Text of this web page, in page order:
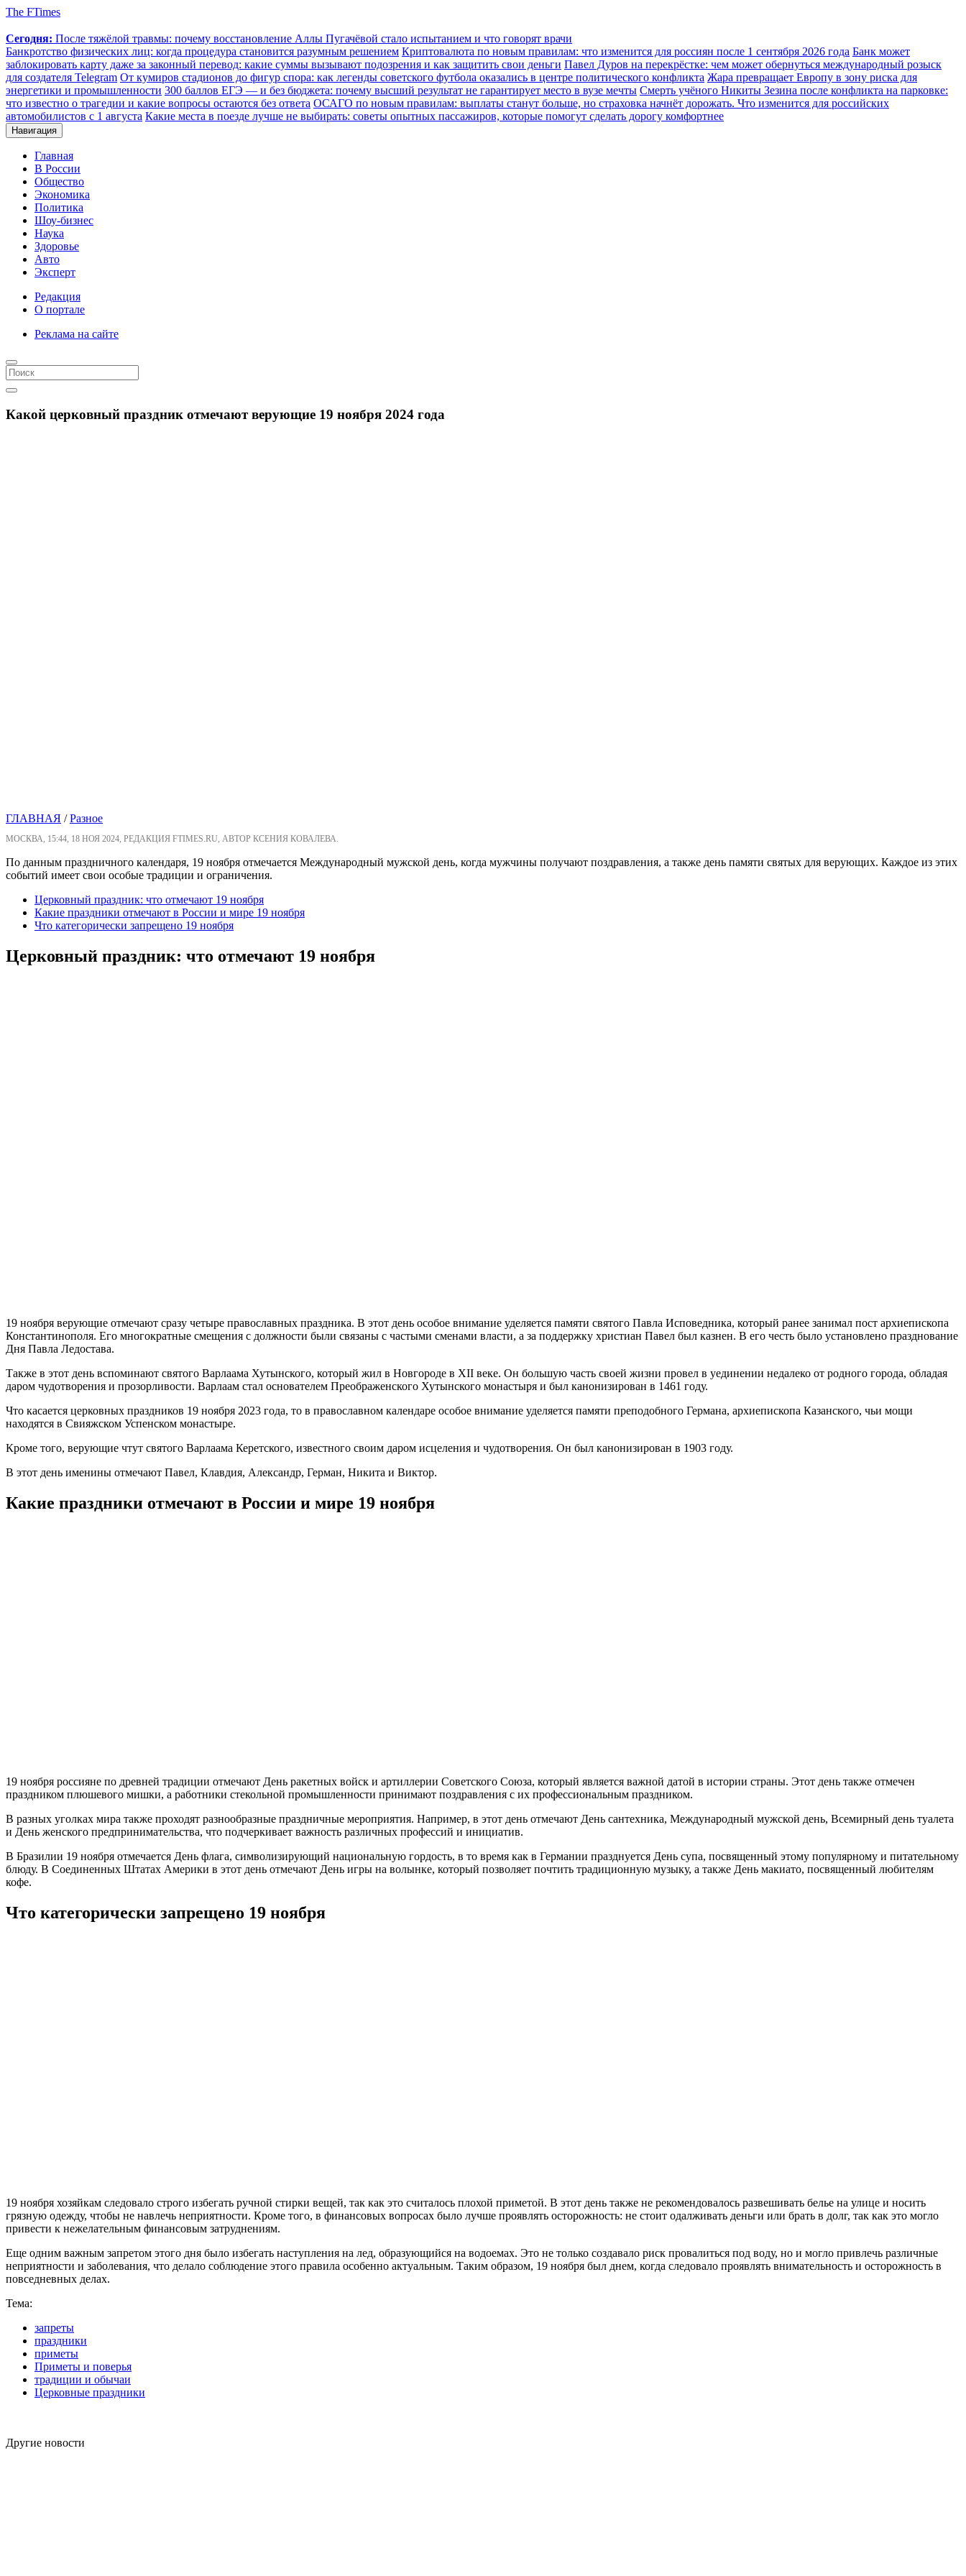
The FTimes
Сегодня: После тяжёлой травмы: почему восстановление Аллы Пугачёвой стало испытанием и что говорят врачи
Банкротство физических лиц: когда процедура становится разумным решением Криптовалюта по новым правилам: что изменится для россиян после 1 сентября 2026 года Банк может
заблокировать карту даже за законный перевод: какие суммы вызывают подозрения и как защитить свои деньги Павел Дуров на перекрёстке: чем может обернуться международный розыск
для создателя Telegram От кумиров стадионов до фигур спора: как легенды советского футбола оказались в центре политического конфликта Жара превращает Европу в зону риска для
энергетики и промышленности 300 баллов ЕГЭ — и без бюджета: почему высший результат не гарантирует место в вузе мечты Смерть учёного Никиты Зезина после конфликта на парковке:
что известно о трагедии и какие вопросы остаются без ответа ОСАГО по новым правилам: выплаты станут больше, но страховка начнёт дорожать. Что изменится для российских
автомобилистов с 1 августа Какие места в поезде лучше не выбирать: советы опытных пассажиров, которые помогут сделать дорогу комфортнее
Навигация
Главная
В России
Общество
Экономика
Политика
Шоу-бизнес
Наука
Здоровье
Авто
Эксперт
Редакция
О портале
Реклама на сайте
Какой церковный праздник отмечают верующие 19 ноября 2024 года
ГЛАВНАЯ /Разное
МОСКВА, 15:44, 18 НОЯ 2024, РЕДАКЦИЯ FTIMES.RU, АВТОР КСЕНИЯ КОВАЛЕВА.
По данным праздничного календаря, 19 ноября отмечается Международный мужской день, когда мужчины получают поздравления, а также день памяти святых для верующих. Каждое из этих
событий имеет свои особые традиции и ограничения.
Церковный праздник: что отмечают 19 ноября
Какие праздники отмечают в России и мире 19 ноября
Что категорически запрещено 19 ноября
Церковный праздник: что отмечают 19 ноября
19 ноября верующие отмечают сразу четыре православных праздника. В этот день особое внимание уделяется памяти святого Павла Исповедника, который ранее занимал пост архиепископа
Константинополя. Его многократные смещения с должности были связаны с частыми сменами власти, а за поддержку христиан Павел был казнен. В его честь было установлено празднование
Дня Павла Ледостава.
Также в этот день вспоминают святого Варлаама Хутынского, который жил в Новгороде в XII веке. Он большую часть своей жизни провел в уединении недалеко от родного города, обладая
даром чудотворения и прозорливости. Варлаам стал основателем Преображенского Хутынского монастыря и был канонизирован в 1461 году.
Что касается церковных праздников 19 ноября 2023 года, то в православном календаре особое внимание уделяется памяти преподобного Германа, архиепископа Казанского, чьи мощи
находятся в Свияжском Успенском монастыре.
Кроме того, верующие чтут святого Варлаама Керетского, известного своим даром исцеления и чудотворения. Он был канонизирован в 1903 году.
В этот день именины отмечают Павел, Клавдия, Александр, Герман, Никита и Виктор.
Какие праздники отмечают в России и мире 19 ноября
19 ноября россияне по древней традиции отмечают День ракетных войск и артиллерии Советского Союза, который является важной датой в истории страны. Этот день также отмечен
праздником плюшевого мишки, а работники стекольной промышленности принимают поздравления с их профессиональным праздником.
В разных уголках мира также проходят разнообразные праздничные мероприятия. Например, в этот день отмечают День сантехника, Международный мужской день, Всемирный день туалета
и День женского предпринимательства, что подчеркивает важность различных профессий и инициатив.
В Бразилии 19 ноября отмечается День флага, символизирующий национальную гордость, в то время как в Германии празднуется День супа, посвященный этому популярному и питательному
блюду. В Соединенных Штатах Америки в этот день отмечают День игры на волынке, который позволяет почтить традиционную музыку, а также День макиато, посвященный любителям
кофе.
Что категорически запрещено 19 ноября
19 ноября хозяйкам следовало строго избегать ручной стирки вещей, так как это считалось плохой приметой. В этот день также не рекомендовалось развешивать белье на улице и носить
грязную одежду, чтобы не навлечь неприятности. Кроме того, в финансовых вопросах было лучше проявлять осторожность: не стоит одалживать деньги или брать в долг, так как это могло
привести к нежелательным финансовым затруднениям.
Еще одним важным запретом этого дня было избегать наступления на лед, образующийся на водоемах. Это не только создавало риск провалиться под воду, но и могло привлечь различные
неприятности и заболевания, что делало соблюдение этого правила особенно актуальным. Таким образом, 19 ноября был днем, когда следовало проявлять внимательность и осторожность в
повседневных делах.
Тема:
запреты
праздники
приметы
Приметы и поверья
традиции и обычаи
Церковные праздники
Другие новости